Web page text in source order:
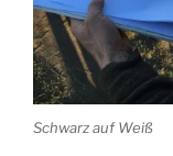
Schwarz auf Weiß